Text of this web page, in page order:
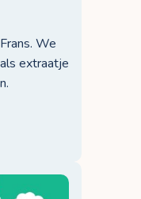
We
extraatje